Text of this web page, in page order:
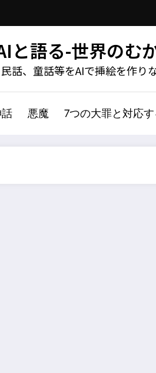
と語る-世界のむ
話、童話等をAIで挿絵を作り
悪魔 7つの大罪と対応